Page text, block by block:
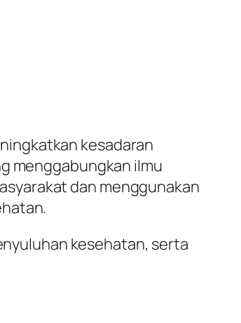
kesadaran
menggabungkan ilmu
dan menggunakan
kesehatan, serta